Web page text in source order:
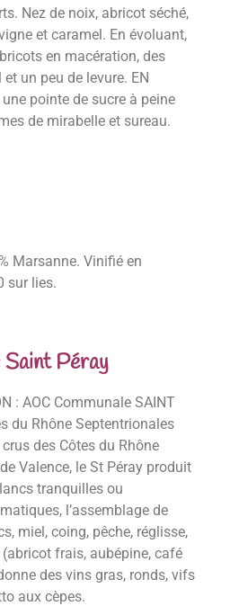
Nez de noix, abricot séché,
et caramel. En évoluant,
en macération, des
un peu de levure. EN
pointe de sucre à peine
de mirabelle et sureau.
Marsanne. Vinifié en
sur lies.
Saint Péray
: AOC Communale SAINT
du Rhône Septentrionales
des Côtes du Rhône
Valence, le St Péray produit
tranquilles ou
l’assemblage de
miel, coing, pêche, réglisse,
frais, aubépine, café
des vins gras, ronds, vifs
aux cèpes.